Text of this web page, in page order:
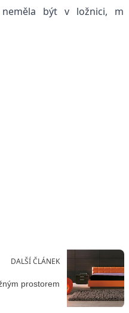
být v ložnici,
DALŠÍ ČLÁNEK
prostorem